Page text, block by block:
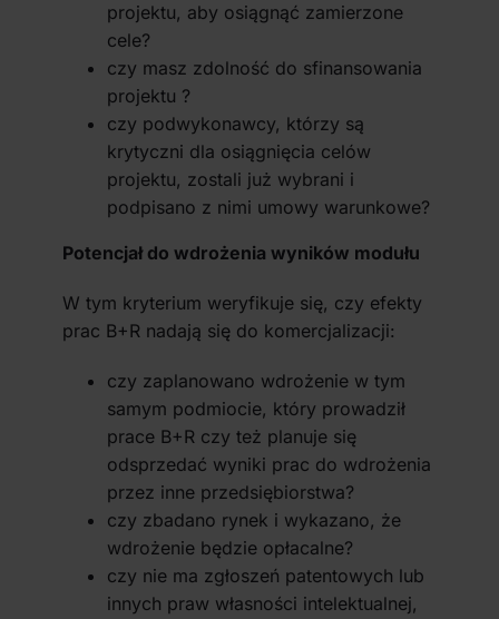
projektu, aby osiągnąć zamierzone
cele?
czy masz zdolność do sfinansowania
projektu ?
czy podwykonawcy, którzy są
krytyczni dla osiągnięcia celów
projektu, zostali już wybrani i
podpisano z nimi umowy warunkowe?
Potencjał do wdrożenia wyników modułu
W tym kryterium weryfikuje się, czy efekty
prac B+R nadają się do komercjalizacji:
czy zaplanowano wdrożenie w tym
samym podmiocie, który prowadził
prace B+R czy też planuje się
odsprzedać wyniki prac do wdrożenia
przez inne przedsiębiorstwa?
czy zbadano rynek i wykazano, że
wdrożenie będzie opłacalne?
czy nie ma zgłoszeń patentowych lub
innych praw własności intelektualnej,